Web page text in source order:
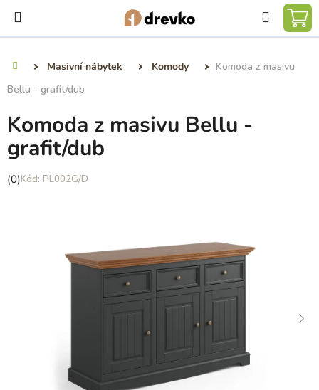
obsah
Hledat
Masivní nábytek Komody
Komoda z masivu
Bellu - grafit/dub
Komoda z masivu Bellu -
grafit/dub
Průměrné
(0) PL002G/D